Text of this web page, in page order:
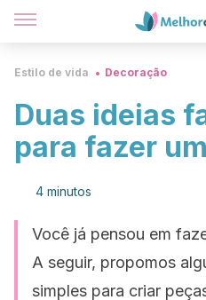
Estilo de vida Decoração
Duas ideias
para fazer
4 minutos
Você já pensou em
A seguir, propomos
simples para criar